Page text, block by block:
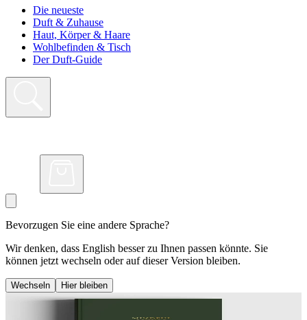
Die neueste
Duft & Zuhause
Haut, Körper & Haare
Wohlbefinden & Tisch
Der Duft-Guide
Bevorzugen Sie eine andere Sprache?
Wir denken, dass English besser zu Ihnen passen könnte. Sie
können jetzt wechseln oder auf dieser Version bleiben.
Wechseln Hier bleiben